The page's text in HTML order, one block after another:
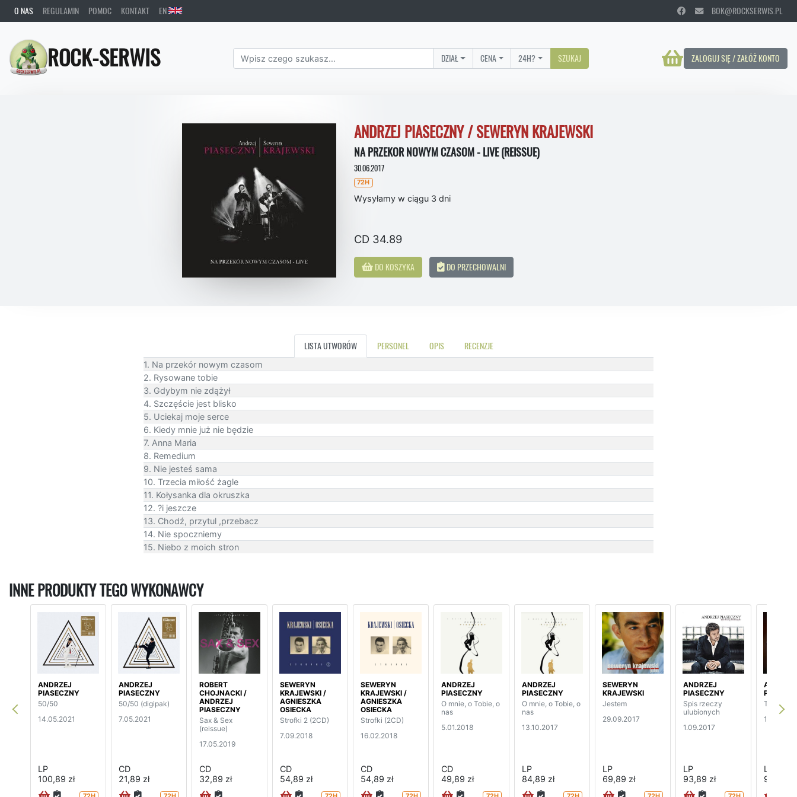
O NAS REGULAMIN POMOC KONTAKT EN BOK@ROCKSERWIS.PL
ROCK-SERWIS ZALOGUJ SIĘ / ZAŁÓŻ KONTO
DZIAŁ CENA 24H? SZUKAJ
ANDRZEJ PIASECZNY / SEWERYN KRAJEWSKI
NA PRZEKOR NOWYM CZASOM - LIVE (REISSUE)
30.06.2017
72H
Wysyłamy w ciągu 3 dni
CD 34.89
DO KOSZYKA DO PRZECHOWALNI
LISTA UTWORÓW PERSONEL OPIS RECENZJE
1. Na przekór nowym czasom
2. Rysowane tobie
3. Gdybym nie zdążył
4. Szczęście jest blisko
5. Uciekaj moje serce
6. Kiedy mnie już nie będzie
7. Anna Maria
8. Remedium
9. Nie jesteś sama
10. Trzecia miłość żagle
11. Kołysanka dla okruszka
12. ?i jeszcze
13. Chodź, przytul ,przebacz
14. Nie spoczniemy
15. Niebo z moich stron
INNE PRODUKTY TEGO WYKONAWCY
ANDRZEJ
PIASECZNY
50/50
14.05.2021
LP
100,89 zł
ANDRZEJ
PIASECZNY
50/50 (digipak)
7.05.2021
CD
21,89 zł
ROBERT
CHOJNACKI /
ANDRZEJ
PIASECZNY
Sax & Sex
(reissue)
17.05.2019
CD
32,89 zł
SEWERYN
KRAJEWSKI /
AGNIESZKA
OSIECKA
Strofki 2 (2CD)
7.09.2018
CD
54,89 zł
SEWERYN
KRAJEWSKI /
AGNIESZKA
OSIECKA
Strofki (2CD)
16.02.2018
CD
54,89 zł
ANDRZEJ
PIASECZNY
O mnie, o Tobie, o
nas
5.01.2018
CD
49,89 zł
ANDRZEJ
PIASECZNY
O mnie, o Tobie, o
nas
13.10.2017
LP
84,89 zł
SEWERYN
KRAJEWSKI
Jestem
29.09.2017
LP
69,89 zł
ANDRZEJ
PIASECZNY
Spis rzeczy
ulubionych
1.09.2017
LP
93,89 zł
ANDRZEJ
To co
1.09.2017
LP
93,89 zł